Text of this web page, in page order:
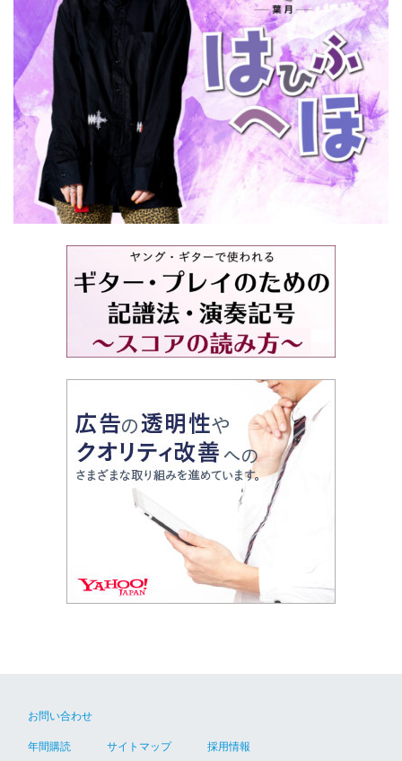
お問い合わせ
年間購読 サイトマップ 採用情報